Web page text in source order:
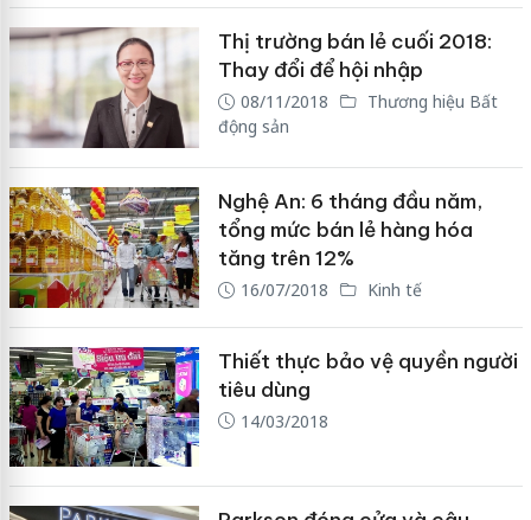
Thị trường bán lẻ cuối 2018:
Thay đổi để hội nhập
08/11/2018
Thương hiệu Bất
động sản
Nghệ An: 6 tháng đầu năm,
tổng mức bán lẻ hàng hóa
tăng trên 12%
16/07/2018 Kinh tế
Thiết thực bảo vệ quyền người
tiêu dùng
14/03/2018